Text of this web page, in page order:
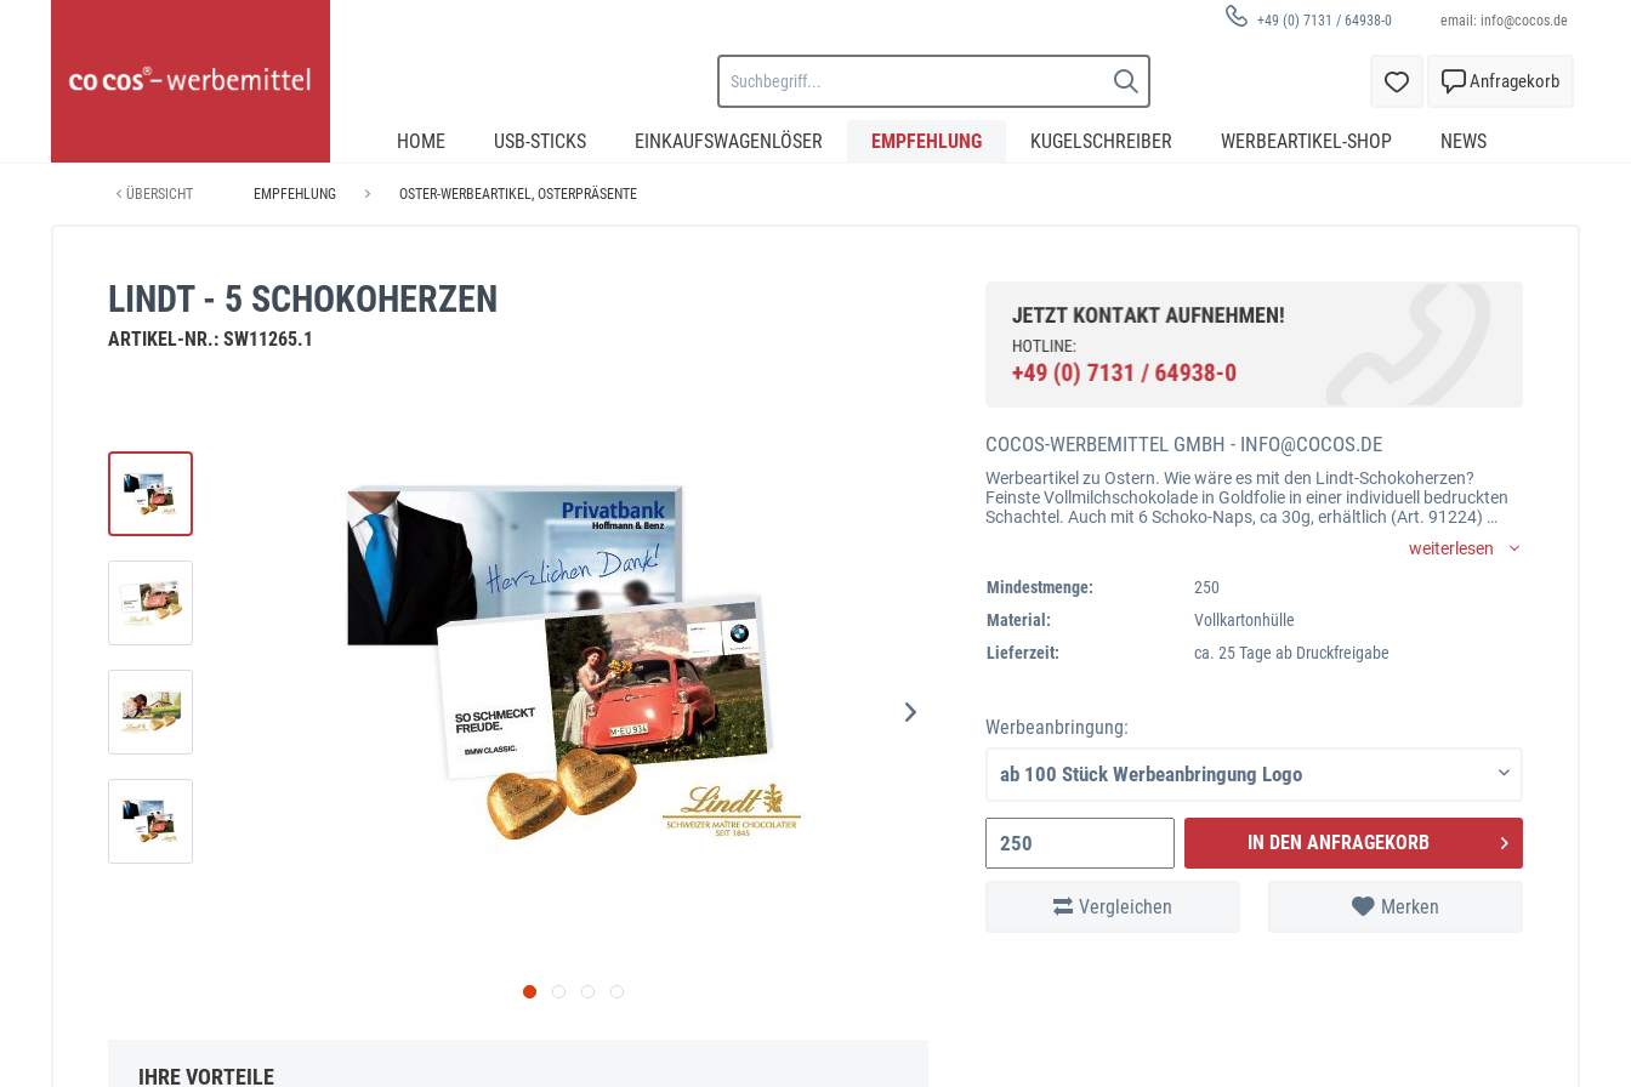
email: info@cocos.de
+49 (0) 7131 / 64938-0
Anfragekorb
HOME USB-STICKS EINKAUFSWAGENLÖSER EMPFEHLUNG KUGELSCHREIBER WERBEARTIKEL-SHOP NEWS
ÜBERSICHT EMPFEHLUNG OSTER-WERBEARTIKEL, OSTERPRÄSENTE
LINDT - 5 SCHOKOHERZEN
ARTIKEL-NR.: SW11265.1
IHRE VORTEILE
COCOS-WERBEMITTEL GMBH - INFO@COCOS.DE
Werbeartikel zu Ostern. Wie wäre es mit den Lindt-Schokoherzen?
Feinste Vollmilchschokolade in Goldfolie in einer individuell bedruckten
Schachtel. Auch mit 6 Schoko-Naps, ca 30g, erhältlich (Art. 91224)
Arbeitstage nach Druckfreigabe, bitte Termine abfragen und
Standskizze anfordernMindestabnahme: 250 StückPreise bitte
anfragen.
weiterlesen
Mindestmenge:
250
Material:
Vollkartonhülle
Lieferzeit:
ca. 25 Tage ab Druckfreigabe
Werbeanbringung:
IN DEN ANFRAGEKORB
Vergleichen Merken